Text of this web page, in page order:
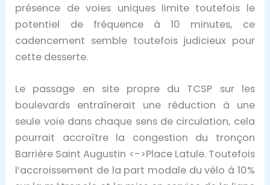
présence de voies uniques limite toutefois le
potentiel de fréquence à 10 minutes, ce
cadencement semble toutefois judicieux pour
cette desserte.
Le passage en site propre du TCSP sur les
boulevards entraînerait une réduction à une
seule voie dans chaque sens de circulation, cela
pourrait accroître la congestion du tronçon
Barrière Saint Augustin <->Place Latule. Toutefois
l’accroissement de la part modale du vélo à 10%